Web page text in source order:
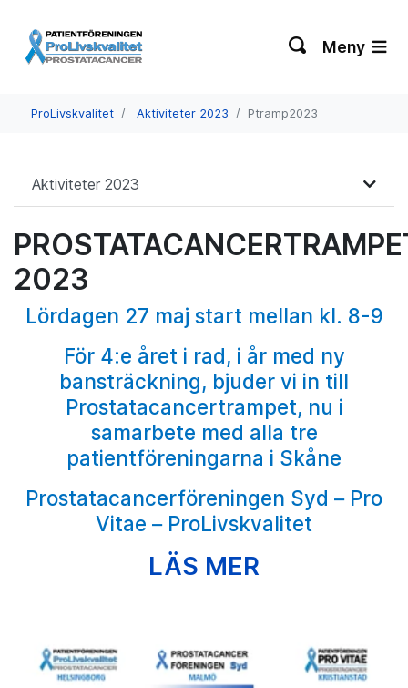
Meny
ProLivskvalitet Aktiviteter 2023 Ptramp2023
Aktiviteter 2023
2023
Lördagen 27 maj start mellan kl. 8-9
För 4:e året i rad, i år med ny
bansträckning, bjuder vi in till
Prostatacancertrampet, nu i
samarbete med alla tre
patientföreningarna i Skåne
Prostatacancerföreningen Syd – Pro
Vitae – ProLivskvalitet
LÄS MER